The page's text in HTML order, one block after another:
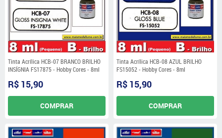
Tinta Acrílica HCB-07 BRANCO BRILHO
INSÍGNIA FS17875 - Hobby Cores - 8ml
R$ 15,90
COMPRAR
Tinta Acrílica HCB-08 AZUL BRILHO
FS15052 - Hobby Cores - 8ml
R$ 15,90
COMPRAR